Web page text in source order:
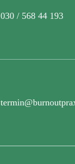
030 / 568 44 193